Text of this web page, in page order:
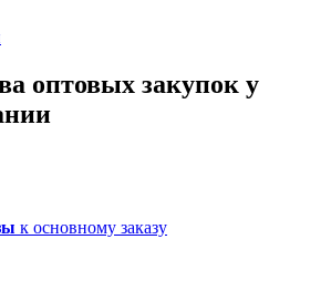
оптовых закупок у
к основному заказу